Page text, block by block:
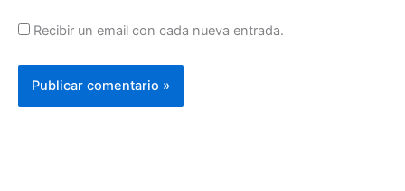
Recibir un email con cada nueva entrada.